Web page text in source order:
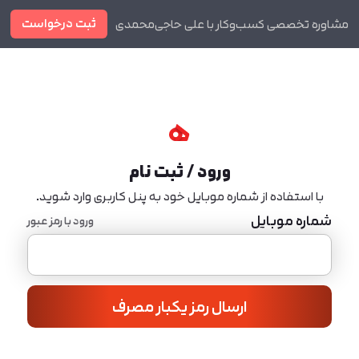
مشاوره تخصصی کسب‌وکار با علی حاجی‌محمدی ثبت درخواست
ورود / ثبت نام
با استفاده از شماره موبایل خود به پنل کاربری وارد شوید.
شماره موبایل ورود با رمز عبور
ارسال رمز یکبار مصرف